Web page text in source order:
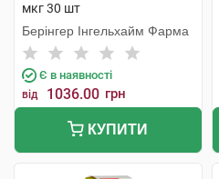
мкг 30 шт
Берінгер Інгельхайм Фарма
Є в наявності
від 1036.00 грн
КУПИТИ